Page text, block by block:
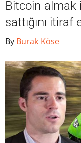
Contact / İletişim
Bitcoin almak
sattığını itiraf
By Burak Köse